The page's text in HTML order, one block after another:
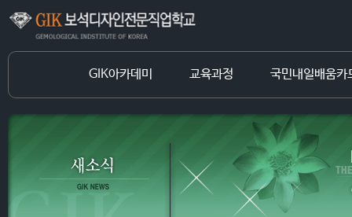
GIK아카데미 교육과정 국민내일배움카